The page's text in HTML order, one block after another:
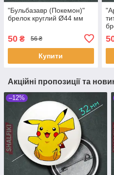
"Бульбазавр (Покемон)"
брелок круглий Ø44 мм
50 ₴ 56 ₴
Купити
Акційні пропозиції та
–12%